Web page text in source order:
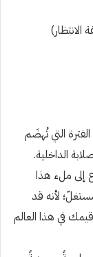
التي تُهضَم
الداخلية.
إلى ملء هذا
لأنه قد
في هذا العالم